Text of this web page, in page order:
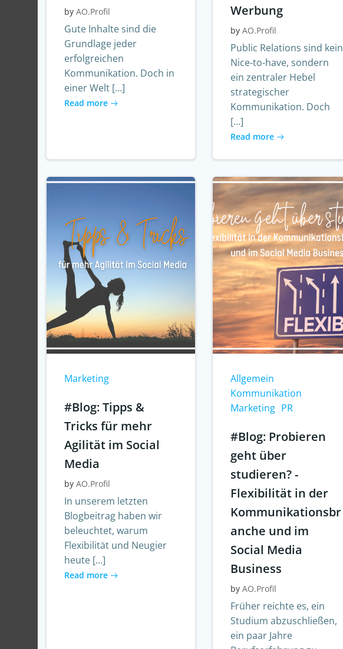
by AO.Profil
Gute Inhalte sind die
Grundlage jeder
erfolgreichen
Kommunikation. Doch in
einer Welt […]
Read more
Werbung
by AO.Profil
Public Relations sind kein
Nice-to-have, sondern
ein zentraler Hebel
strategischer
Kommunikation. Doch
[…]
Read more
Marketing
#Blog: Tipps &
Tricks für mehr
Agilität im Social
Media
by AO.Profil
In unserem letzten
Blogbeitrag haben wir
beleuchtet, warum
Flexibilität und Neugier
heute […]
Read more
Allgemein
Kommunikation
Marketing PR
#Blog: Probieren
geht über
studieren? -
Flexibilität in der
Kommunikationsbr
anche und im
Social Media
Business
by AO.Profil
Früher reichte es, ein
Studium abzuschließen,
ein paar Jahre